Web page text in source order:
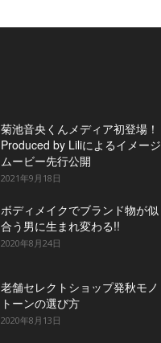
菊池音央くんメディア初登場！
Produced by Liliによるイメージ
ムービー先行公開
2021年9月18日
ボディメイクでブランド物が似
合う男に生まれ変わる!!
2020年8月24日
老舗セレクトショップ発秋モノ
トーンの選び方
2020年8月13日